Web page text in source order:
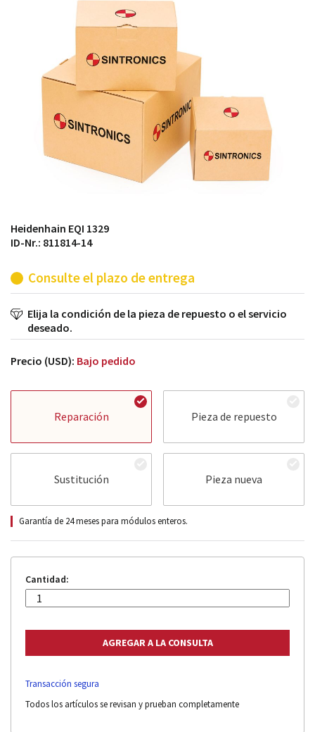
módulos antiguos a un alto nivel técnico o sustitución
de módulos descontinuados por módulos del propio
Heidenhain EQI 1329
ID-Nr.: 811814-14
Consulte el plazo de entrega
Elija la condición de la pieza de repuesto o el servicio
deseado.
Precio (USD): Bajo pedido
Reparación Pieza de repuesto
Sustitución Pieza nueva
Garantía de 24 meses para módulos enteros.
Cantidad:
Transacción segura
Todos los artículos se revisan y prueban completamente